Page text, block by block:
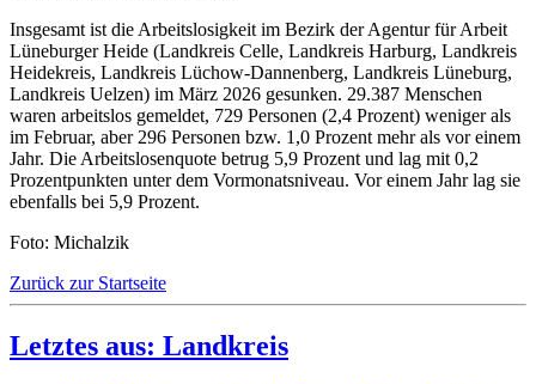
Insgesamt ist die Arbeitslosigkeit im Bezirk der Agentur für Arbeit
Lüneburger Heide (Landkreis Celle, Landkreis Harburg, Landkreis
Heidekreis, Landkreis Lüchow-Dannenberg, Landkreis Lüneburg,
Landkreis Uelzen) im März 2026 gesunken. 29.387 Menschen
waren arbeitslos gemeldet, 729 Personen (2,4 Prozent) weniger als
im Februar, aber 296 Personen bzw. 1,0 Prozent mehr als vor einem
Jahr. Die Arbeitslosenquote betrug 5,9 Prozent und lag mit 0,2
Prozentpunkten unter dem Vormonatsniveau. Vor einem Jahr lag sie
ebenfalls bei 5,9 Prozent.
Foto: Michalzik
Zurück zur Startseite
Letztes aus: Landkreis